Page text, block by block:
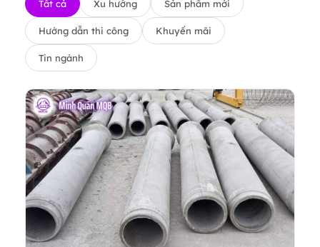
Tất cả Xu hướng Sản phẩm mới
Hướng dẫn thi công Khuyến mãi
Tin ngành